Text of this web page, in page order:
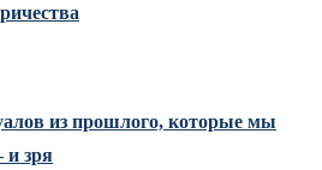
из прошлого, которые мы
и зря